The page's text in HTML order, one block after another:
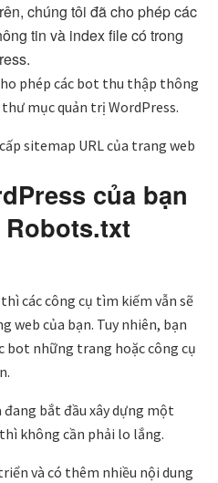
chúng tôi đã cho phép các
tin và index file có trong
phép các bot thu thập thông
mục quản trị WordPress.
sitemap URL của trang web
của bạn
các công cụ tìm kiếm vẫn sẽ
web của bạn. Tuy nhiên, bạn
bot những trang hoặc công cụ
bắt đầu xây dựng một
không cần phải lo lắng.
và có thêm nhiều nội dung